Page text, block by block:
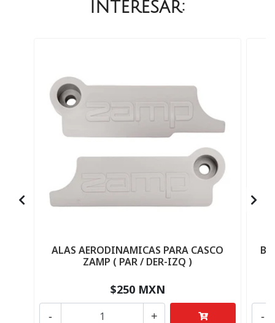
interesar:
ALAS AERODINAMICAS PARA CASCO
ZAMP ( PAR / DER-IZQ )
$250 MXN
+
- -